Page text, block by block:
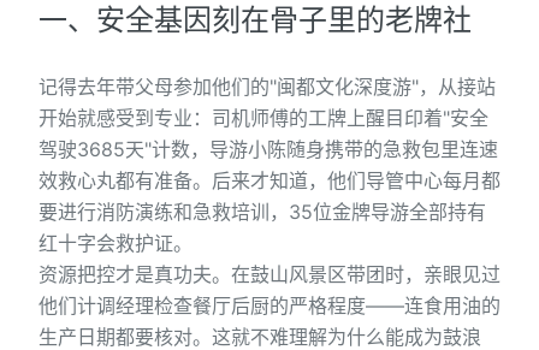
一、安全基因刻在骨子里的老牌社
记得去年带父母参加他们的"闽都文化深度游"，从接站
开始就感受到专业：司机师傅的工牌上醒目印着"安全
驾驶3685天"计数，导游小陈随身携带的急救包里连速
效救心丸都有准备。后来才知道，他们导管中心每月都
要进行消防演练和急救培训，35位金牌导游全部持有
红十字会救护证。
资源把控才是真功夫。在鼓山风景区带团时，亲眼见过
他们计调经理检查餐厅后厨的严格程度——连食用油的
生产日期都要核对。这就不难理解为什么能成为鼓浪